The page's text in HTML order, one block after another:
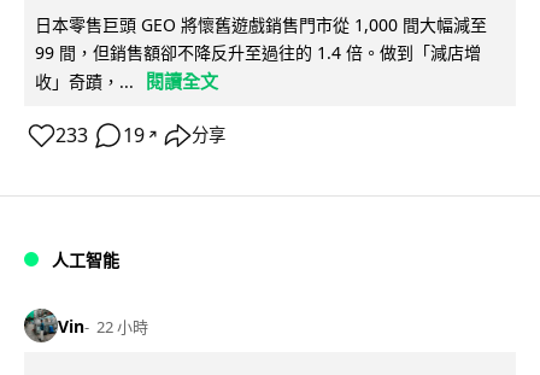
日本零售巨頭 GEO 將懷舊遊戲銷售門市從 1,000 間大幅減至
99 間，但銷售額卻不降反升至過往的 1.4 倍。做到「減店增
收」奇蹟，...
閱讀全文
233 19 ↗ 分享
人工智能
Vin 22 小時